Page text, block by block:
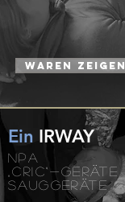
WAREN ZEIGEN
Ein IRWAY
NPA
„CRIC“-GERÄTE
SAUGGERÄTE